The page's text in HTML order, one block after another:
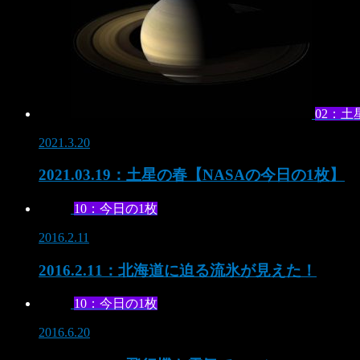
02：土
2021.3.20
2021.03.19：土星の春【NASAの今日の1枚】
10：今日の1枚
2016.2.11
2016.2.11：北海道に迫る流氷が見えた！
10：今日の1枚
2016.6.20